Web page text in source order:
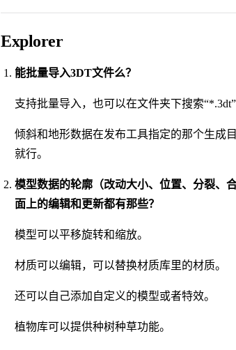
Explorer
能批量导入3DT文件么？
支持批量导入，也可以在文件夹下搜索“*.3dt”
倾斜和地形数据在发布工具指定的那个生成
就行。
模型数据的轮廓（改动大小、位置、分裂、
面上的编辑和更新都有那些？
模型可以平移旋转和缩放。
材质可以编辑，可以替换材质库里的材质。
还可以自己添加自定义的模型或者特效。
植物库可以提供种树种草功能。